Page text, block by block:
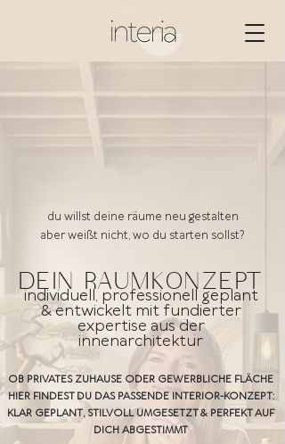
du willst deine räume neu gestalten
aber weißt nicht, wo du starten sollst?
DEIN RAUMKONZEPT
individuell, professionell geplant
& entwickelt mit fundierter
expertise aus der
innenarchitektur
OB PRIVATES ZUHAUSE ODER GEWERBLICHE FLÄCHE
HIER FINDEST DU DAS PASSENDE INTERIOR-KONZEPT:
KLAR GEPLANT, STILVOLL UMGESETZT & PERFEKT AUF
DICH ABGESTIMMT